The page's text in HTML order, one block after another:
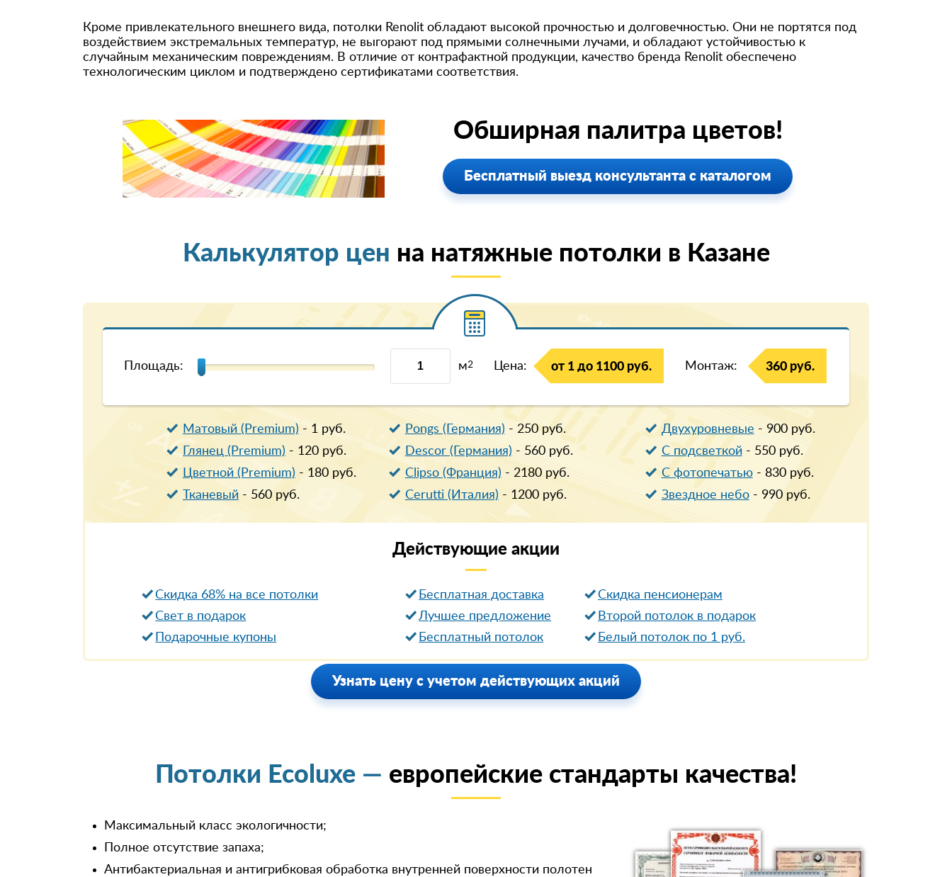
Кроме привлекательного внешнего вида, потолки Renolit обладают высокой прочностью и долговечностью. Они не портятся под
воздействием экстремальных температур, не выгорают под прямыми солнечными лучами, и обладают устойчивостью к
случайным механическим повреждениям. В отличие от контрафактной продукции, качество бренда Renolit обеспечено
технологическим циклом и подтверждено сертификатами соответствия.
Обширная палитра цветов!
Бесплатный выезд консультанта с каталогом
Калькулятор цен на натяжные потолки в Казанe
Площадь: м2 Цена: от 1 до 1100 руб. Монтаж: 360 руб.
Матовый (Premium) - 1руб. Двухуровневые - 900руб.
Pongs (Германия) - 250руб.
Глянец (Premium) - 120руб. С подсветкой- 550руб.
Descor (Германия) - 560руб.
Цветной (Premium) - 180руб. С фотопечатью- 830руб.
Clipso (Франция) - 2180руб.
Тканевый- 560руб. Звездное небо- 990руб.
Cerutti (Италия) - 1200руб.
Действующие акции
Скидка 68% на все потолки Бесплатная доставка
Cкидка пенсионерам
Свет в подарок
Лучшее предложение
Второй потолок в подарок
Подарочные купоны
Бесплатный потолок Белый потолок по 1 руб.
Узнать цену с учетом действующих акций
Потолки Ecoluxe — европейские стандарты качества!
Максимальный класс экологичности;
Полное отсутствие запаха;
Антибактериальная и антигрибковая обработка внутренней поверхности полотен